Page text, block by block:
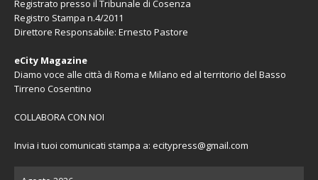
Registrato presso il Tribunale di Cosenza
Registro Stampa n.4/2011
Direttore Responsabile: Ernesto Pastore
eCity Magazine
Diamo voce alle città di Roma e Milano ed al territorio del Basso
Tirreno Cosentino
COLLABORA CON NOI
Invia i tuoi comunicati stampa a: ecitypress@gmail.com